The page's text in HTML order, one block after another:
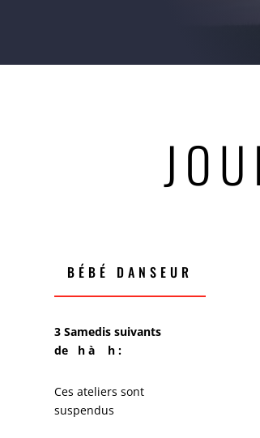
BÉBÉ DANSEUR
3 Samedis suivants
de h à h :
Ces ateliers sont
suspendus